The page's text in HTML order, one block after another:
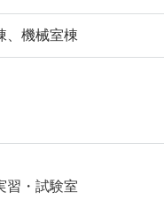
、機械室棟
習・試験室